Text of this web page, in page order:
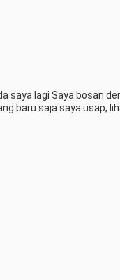
saya lagi Saya bosan
baru saja saya usap,